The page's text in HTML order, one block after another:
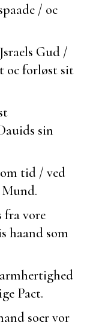
/ oc
Gud /
oc forløst sit
sin
tid / ved
fra vore
haand som
Pact.
soer vor